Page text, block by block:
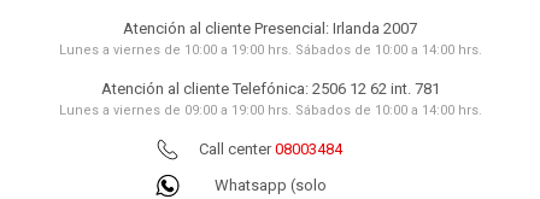
Atención al cliente Presencial: Irlanda 2007
Lunes a viernes de 10:00 a 19:00 hrs. Sábados de 10:00 a 14:00 hrs.
Atención al cliente Telefónica: 2506 12 62 int. 781
Lunes a viernes de 09:00 a 19:00 hrs. Sábados de 10:00 a 14:00 hrs.
Call center08003484
Whatsapp (solo